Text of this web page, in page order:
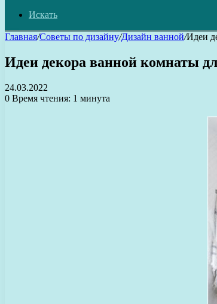
Искать
Главная/Советы по дизайну/Дизайн ванной/Идеи
Идеи декора ванной комнаты
24.03.2022
0 Время чтения: 1 минута